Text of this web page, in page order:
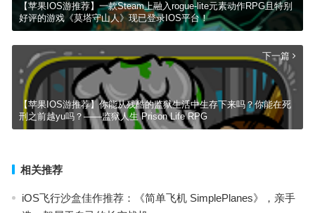
【苹果IOS游推荐】一款Steam上融入rogue-lite元素动作RPG且特别
好评的游戏《莫塔守山人》现已登录IOS平台！
下一篇
【苹果IOS游推荐】你能从残酷的监狱生活中生存下来吗？你能在死
刑之前越yu吗？——监狱人生 Prison Life RPG
相关推荐
iOS飞行沙盒佳作推荐：《简单飞机 SimplePlanes》，亲手